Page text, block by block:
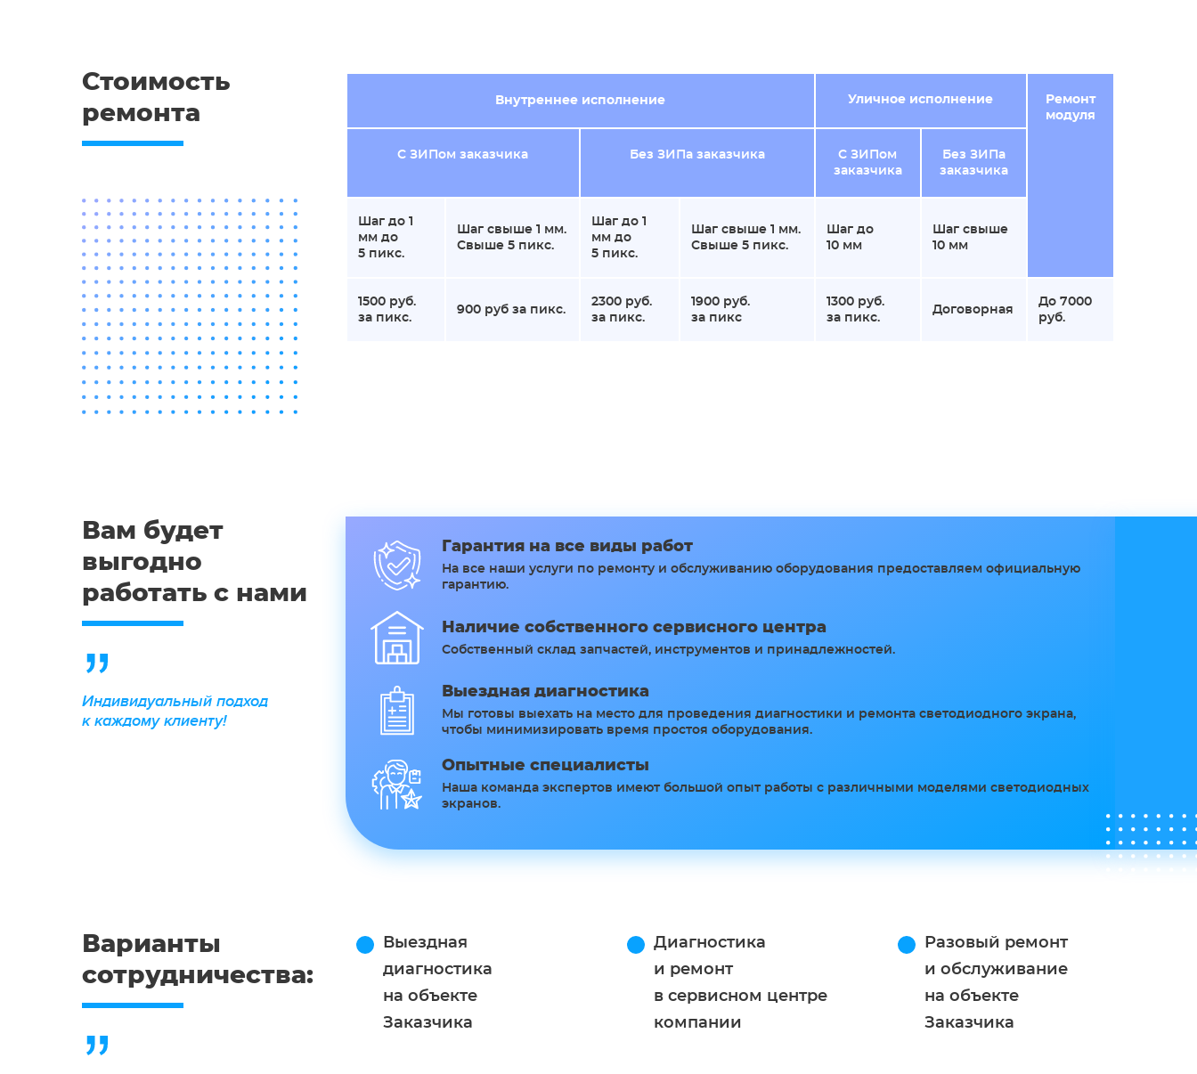
Стоимость
ремонта
Внутреннее исполнение Уличное исполнение
Ремонт
модуля
С ЗИПом заказчика Без ЗИПа заказчика
С ЗИПом
заказчика
Без ЗИПа
заказчика
Шаг до 1
мм до
5 пикс.
Шаг свыше 1 мм.
Свыше 5 пикс.
Шаг до 1
мм до
5 пикс.
Шаг свыше 1 мм.
Свыше 5 пикс.
Шаг до
10 мм
Шаг свыше
10 мм
1500 руб.
за пикс.
900 руб за пикс.
2300 руб.
за пикс.
1900 руб.
за пикс
1300 руб.
за пикс.
Договорная
До 7000
руб.
Вам будет
выгодно
работать с нами
Индивидуальный подход
к каждому клиенту!
Гарантия на все виды работ
На все наши услуги по ремонту и обслуживанию оборудования предоставляем официальную
гарантию.
Наличие собственного сервисного центра
Собственный склад запчастей, инструментов и принадлежностей.
Выездная диагностика
Мы готовы выехать на место для проведения диагностики и ремонта светодиодного экрана,
чтобы минимизировать время простоя оборудования.
Опытные специалисты
Наша команда экспертов имеют большой опыт работы с различными моделями светодиодных
экранов.
Варианты
сотрудничества:
Выездная
диагностика
на объекте
Заказчика
Диагностика
и ремонт
в сервисном центре
компании
Разовый ремонт
и обслуживание
на объекте
Заказчика